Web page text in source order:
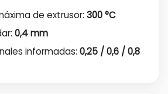
de extrusor: 300 °C
0,4 mm
informadas: 0,25 / 0,6 / 0,8